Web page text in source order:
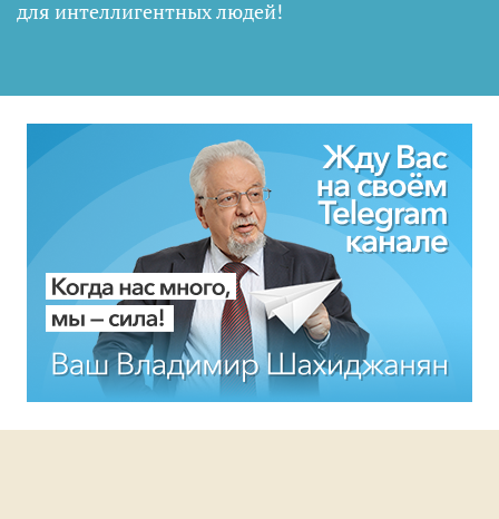
для интеллигентных людей!